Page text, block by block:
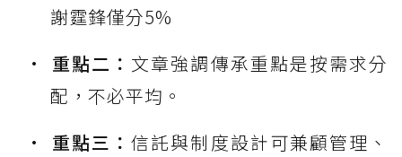
謝霆鋒僅分5%
重點二： 文章強調傳承重點是按需求分
配，不必平均。
重點三：信託與制度設計可兼顧管理、